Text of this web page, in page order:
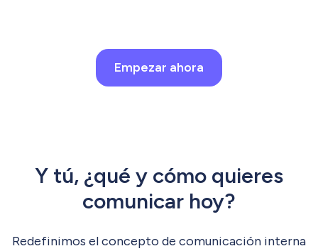
Empezar ahora
Y tú, ¿qué y cómo quieres
comunicar hoy?
Redefinimos el concepto de comunicación interna